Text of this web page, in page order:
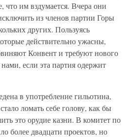
что им вздумается. Вчера они
из членов партии Горы
других. Пользуясь
действительно ужасны,
Конвент и требуют нового
если эта партия одержит
в употребление гильотина,
ломать себе голову, как бы
это орудие казни. В комитет по
более двадцати проектов, но